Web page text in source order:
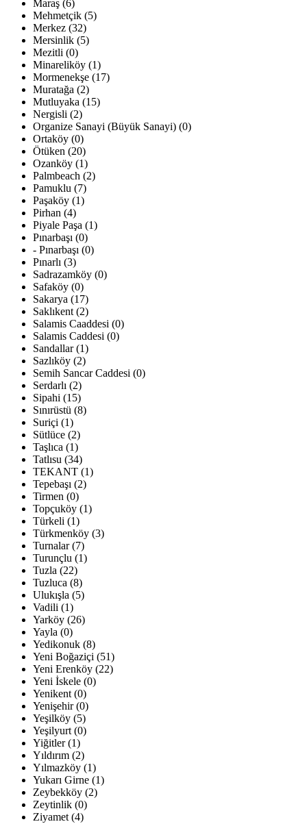
Maraş (6)
Mehmetçik (5)
Merkez (32)
Mersinlik (5)
Mezitli (0)
Minareliköy (1)
Mormenekşe (17)
Muratağa (2)
Mutluyaka (15)
Nergisli (2)
Organize Sanayi (Büyük Sanayi) (0)
Ortaköy (0)
Ötüken (20)
Ozanköy (1)
Palmbeach (2)
Pamuklu (7)
Paşaköy (1)
Pirhan (4)
Piyale Paşa (1)
Pınarbaşı (0)
- Pınarbaşı (0)
Pınarlı (3)
Sadrazamköy (0)
Safaköy (0)
Sakarya (17)
Saklıkent (2)
Salamis Caaddesi (0)
Salamis Caddesi (0)
Sandallar (1)
Sazlıköy (2)
Semih Sancar Caddesi (0)
Serdarlı (2)
Sipahi (15)
Sınırüstü (8)
Suriçi (1)
Sütlüce (2)
Taşlıca (1)
Tatlısu (34)
TEKANT (1)
Tepebaşı (2)
Tirmen (0)
Topçuköy (1)
Türkeli (1)
Türkmenköy (3)
Turnalar (7)
Turunçlu (1)
Tuzla (22)
Tuzluca (8)
Ulukışla (5)
Vadili (1)
Yarköy (26)
Yayla (0)
Yedikonuk (8)
Yeni Boğaziçi (51)
Yeni Erenköy (22)
Yeni İskele (0)
Yenikent (0)
Yenişehir (0)
Yeşilköy (5)
Yeşilyurt (0)
Yiğitler (1)
Yıldırım (2)
Yılmazköy (1)
Yukarı Girne (1)
Zeybekköy (2)
Zeytinlik (0)
Ziyamet (4)